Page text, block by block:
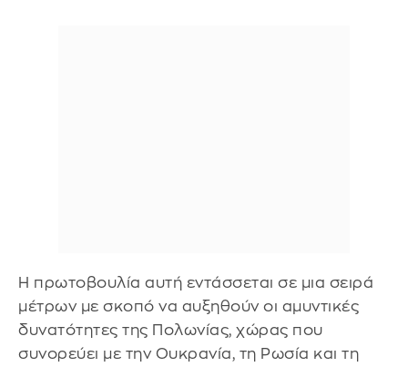
Η πρωτοβουλία αυτή εντάσσεται σε μια σειρά
μέτρων με σκοπό να αυξηθούν οι αμυντικές
δυνατότητες της Πολωνίας, χώρας που
συνορεύει με την Ουκρανία, τη Ρωσία και τη